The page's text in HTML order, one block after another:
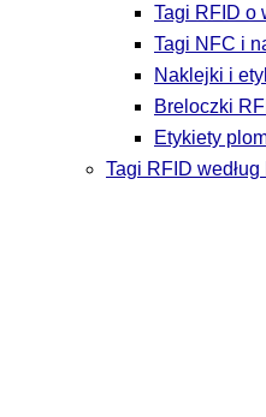
Tagi RFID o
Tagi NFC i
Naklejki i
Breloczki
Etykiety
Tagi RFID według